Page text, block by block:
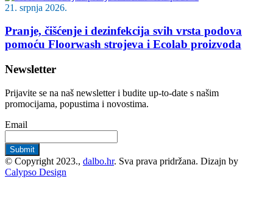
21. srpnja 2026.
Pranje, čišćenje i dezinfekcija svih vrsta podova
pomoću Floorwash strojeva i Ecolab proizvoda
Newsletter
Prijavite se na naš newsletter i budite up-to-date s našim
promocijama, popustima i novostima.
Email
© Copyright 2023., dalbo.hr. Sva prava pridržana. Dizajn by
Calypso Design